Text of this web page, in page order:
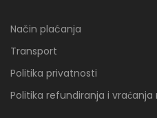
Način plaćanja
Transport
Politika privatnosti
Politika refundiranja i vraćanja